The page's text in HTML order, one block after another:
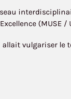
(MUSE /
allait vulgariser le